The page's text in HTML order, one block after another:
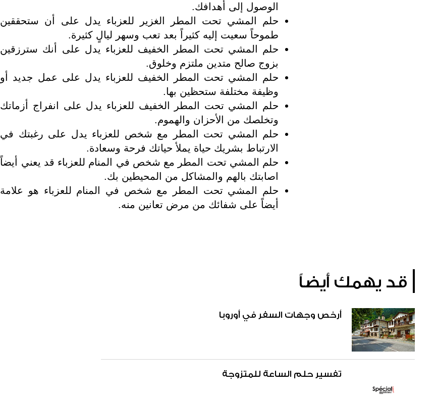
الوصول إلى أهدافك.
حلم المشي تحت المطر الغزير للعزباء يدل على أن ستحققين
طموحاً سعيت إليه كثيراً بعد تعب وسهر ليالٍ كثيرة.
حلم المشي تحت المطر الخفيف للعزباء يدل على أنك سترزقين
بزوج صالح متدين ملتزم وخلوق.
حلم المشي تحت المطر الخفيف للعزباء يدل على عمل جديد أو
وظيفة مختلفة ستحظين بها.
حلم المشي تحت المطر الخفيف للعزباء يدل على انفراج أزماتك
وتخلصك من الأحزان والهموم.
حلم المشي تحت المطر مع شخص للعزباء يدل على رغبتك في
الارتباط بشريك حياة يملأ حياتك فرحة وسعادة.
حلم المشي تحت المطر مع شخص في المنام للعزباء قد يعني أيضاً
اصابتك بالهم والمشاكل من المحيطين بك.
حلم المشي تحت المطر مع شخص في المنام للعزباء هو علامة
أيضاً على شفائك من مرض تعانين منه.
قد يهمك أيضاً
أرخص وجهات السفر في أوروبا
تفسير حلم الساعة للمتزوجة